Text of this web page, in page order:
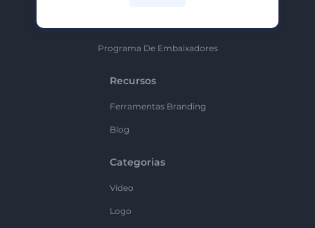
Programa De Embaixadores
Recursos
Ferramentas Branding
Blog
Categorias
Vídeo
Logo